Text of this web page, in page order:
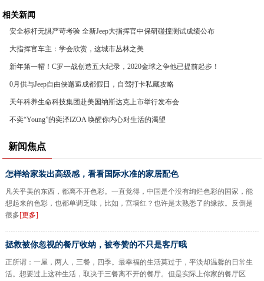
相关新闻
安全标杆无惧严苛考验 全新Jeep大指挥官中保研碰撞测试成绩公布
大指挥官车主：学会欣赏，这城市丛林之美
新年第一帽！C罗一战创造五大纪录，2020金球之争他已提前起步！
0月供与Jeep自由侠邂逅成都假日，自驾打卡私藏攻略
天年科养生命科技集团赴美国纳斯达克上市举行发布会
不奕“Young”的奕泽IZOA 唤醒你内心对生活的渴望
新闻焦点
怎样给家装出高级感，看看国际水准的家居配色
凡关乎美的东西，都离不开色彩。一直觉得，中国是个没有绚烂色彩的国家，能
想起来的色彩，也都单调乏味，比如，宫墙红？也许是太熟悉了的缘故。反倒是
很多[更多]
拯救被你忽视的餐厅收纳，被夸赞的不只是客厅哦
正所谓：一屋，两人，三餐，四季。最幸福的生活莫过于，平淡却温馨的日常生
活。想要过上这种生活，取决于三餐离不开的餐厅。但是实际上你家的餐厅区